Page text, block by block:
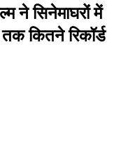
ने सिनेमाघरों में
कितने रिकॉर्ड